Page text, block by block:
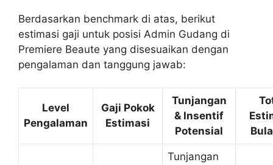
Berdasarkan benchmark di atas, berikut
estimasi gaji untuk posisi Admin Gudang di
Premiere Beaute yang disesuaikan dengan
pengalaman dan tanggung jawab:
Level
Pengalaman
Gaji Pokok
Estimasi
Tunjangan
& Insentif
Potensial
Tunjangan